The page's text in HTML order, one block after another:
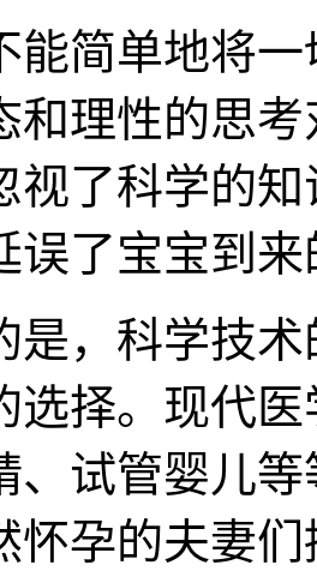
简单地将一
和理性的思
视了科学的
误了宝宝到
，科学技术
选择。现代
、试管婴儿
怀孕的夫妻